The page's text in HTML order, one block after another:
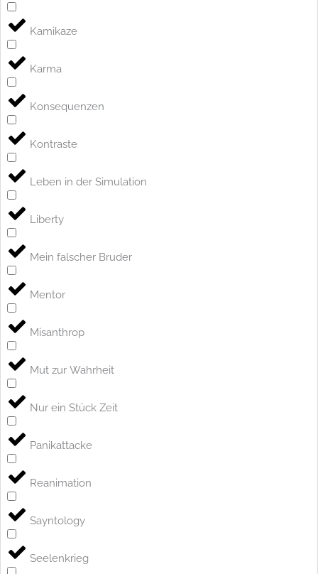
Kamikaze
Karma
Konsequenzen
Kontraste
Leben in der Simulation
Liberty
Mein falscher Bruder
Mentor
Misanthrop
Mut zur Wahrheit
Nur ein Stück Zeit
Panikattacke
Reanimation
Sayntology
Seelenkrieg